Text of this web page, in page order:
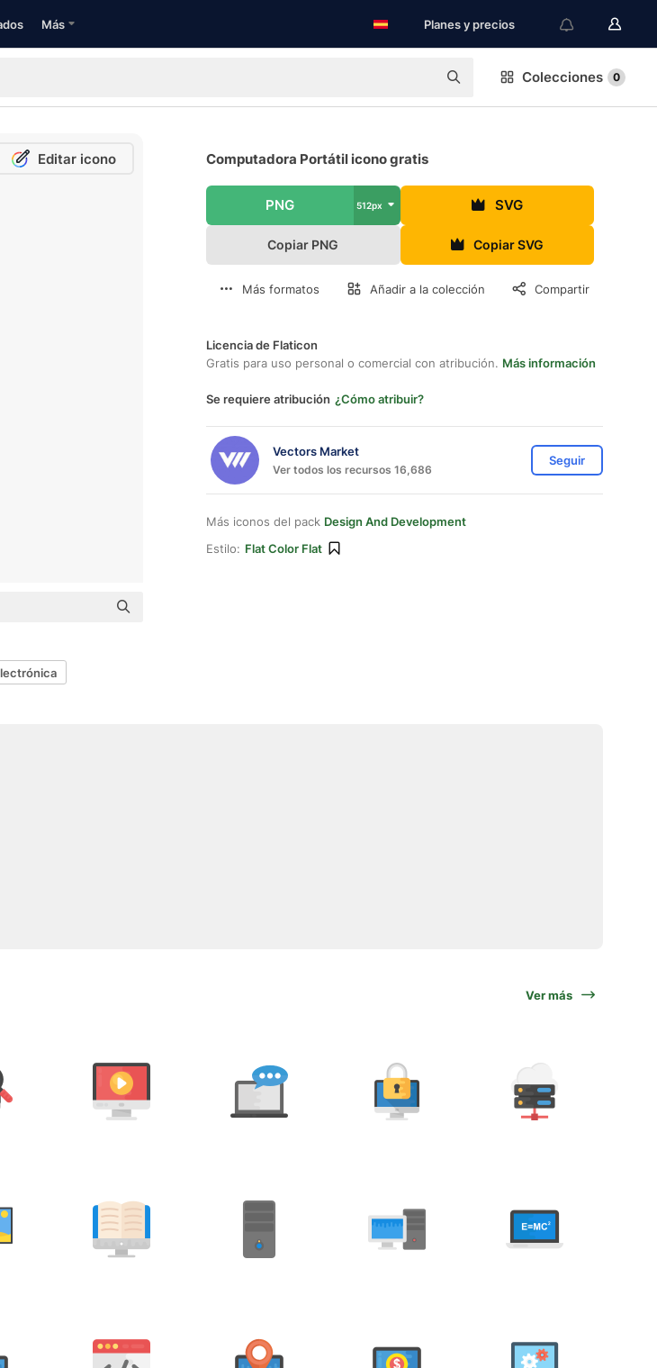
Más Planes y precios
Colecciones 0
Editar icono Computadora Portátil icono gratis
PNG 512px SVG
Copiar PNG Copiar SVG
Más formatos Añadir a la colección Compartir
Licencia de Flaticon
Gratis para uso personal o comercial con atribución. Más información
Se requiere atribución ¿Cómo atribuir?
Vectors Market
Ver todos los recursos 16,686
Seguir
Más iconos del pack Design And Development
Estilo: Flat Color Flat
Ver más